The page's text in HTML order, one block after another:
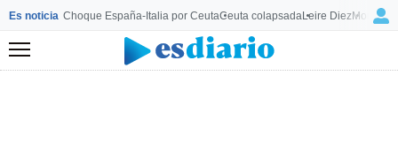
Es noticia Choque España-Italia por CeutaCeuta colapsadaLeire Diez
Menú